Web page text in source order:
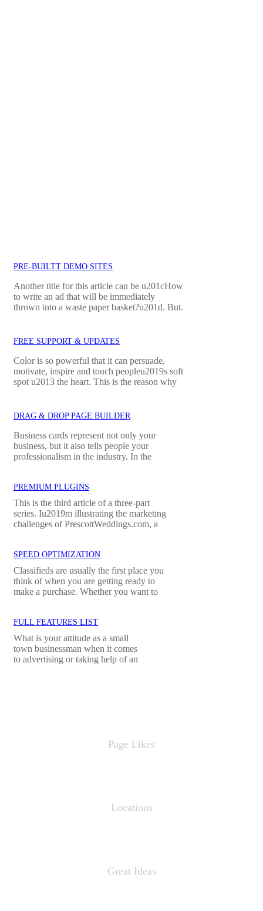
PRE-BUILTT DEMO SITES
Another title for this article can be u201cHow
to write an ad that will be immediately
thrown into a waste paper basket?u201d. But.
FREE SUPPORT & UPDATES
Color is so powerful that it can persuade,
motivate, inspire and touch peopleu2019s soft
spot u2013 the heart. This is the reason why
DRAG & DROP PAGE BUILDER
Business cards represent not only your
business, but it also tells people your
professionalism in the industry. In the
PREMIUM PLUGINS
This is the third article of a three-part
series. Iu2019m illustrating the marketing
challenges of PrescottWeddings.com, a
SPEED OPTIMIZATION
Classifieds are usually the first place you
think of when you are getting ready to
make a purchase. Whether you want to
FULL FEATURES LIST
What is your attitude as a small
town businessman when it comes
to advertising or taking help of an
Page Likes
Locations
Great Ideas